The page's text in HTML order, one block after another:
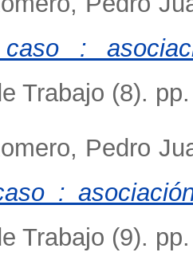
:
Trabajo (8).
Pedro
:
Trabajo (9).